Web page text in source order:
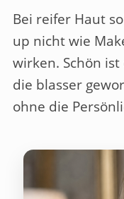
Bei reifer Haut
up nicht wie
wirken. Schön
die blasser
ohne die